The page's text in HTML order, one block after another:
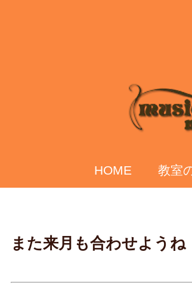
HOME 教室
また来月も合わせようね